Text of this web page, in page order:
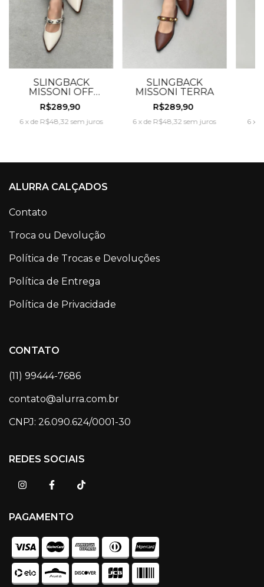
SLINGBACK
MISSONI OFF
WHITE
R$289,90
6 xde R$48,32 sem juros
SLINGBACK
MISSONI TERRA
R$289,90
6 xdeR$48,32 sem juros 6 x
ALURRA CALÇADOS
Contato
Troca ou Devolução
Política de Trocas e Devoluções
Política de Entrega
Política de Privacidade
CONTATO
(11) 99444-7686
contato@alurra.com.br
CNPJ: 26.090.624/0001-30
REDES SOCIAIS
PAGAMENTO